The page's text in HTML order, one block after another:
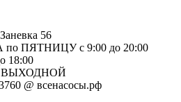
56
ПЯТНИЦУ с 9:00 до 20:00
18:00
ВЫХОДНОЙ
@ всенасосы.рф